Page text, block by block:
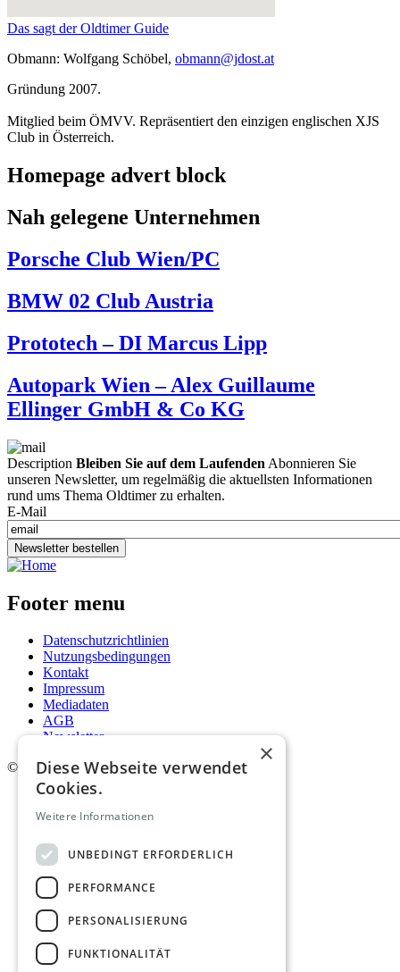
Das sagt der Oldtimer Guide
Obmann: Wolfgang Schöbel, obmann@jdost.at
Gründung 2007.
Mitglied beim ÖMVV. Repräsentiert den einzigen englischen XJS
Club in Österreich.
Homepage advert block
Nah gelegene Unternehmen
Porsche Club Wien/PC
BMW 02 Club Austria
Prototech – DI Marcus Lipp
Autopark Wien – Alex Guillaume
Ellinger GmbH & Co KG
Description Bleiben Sie auf dem Laufenden Abonnieren Sie
unseren Newsletter, um regelmäßig die aktuellsten Informationen
rund ums Thema Oldtimer zu erhalten.
E-Mail
Newsletter bestellen
Footer menu
Datenschutzrichtlinien
Nutzungsbedingungen
Kontakt
Impressum
Mediadaten
AGB
Newsletter
© 2026. Alle Rechte vorbehalten. ×
Diese Webseite verwendet
Cookies.
Weitere Informationen
UNBEDINGT ERFORDERLICH
PERFORMANCE
PERSONALISIERUNG
FUNKTIONALITÄT